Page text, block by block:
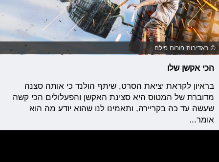
© באדיבות פורום פילם
הכי אקשן שלו
בראיון לקראת יציאת הסרט, שיתף הולנד כי אותה סצנה
מדוברת של המטוס היא סצינת האקשן והפעלולים הכי קשה
שעשה עד כה בקריירה, ותאמינו לנו שהוא יודע מה הוא
אומר...